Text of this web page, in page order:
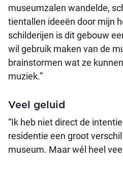
museumzalen wandelde,
tientallen ideeën door mijn
schilderijen is dit gebouw
wil gebruik maken van de
brainstormen wat ze
muziek.”
Veel geluid
“Ik heb niet direct de
residentie een groot
museum. Maar wél heel